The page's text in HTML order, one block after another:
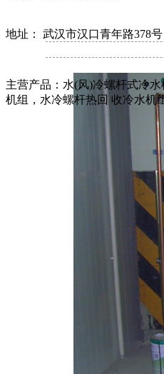
地址： 武汉市汉口青年路378
主营产品：水(风)冷螺杆式冷
机组，水冷螺杆热回 收冷水机